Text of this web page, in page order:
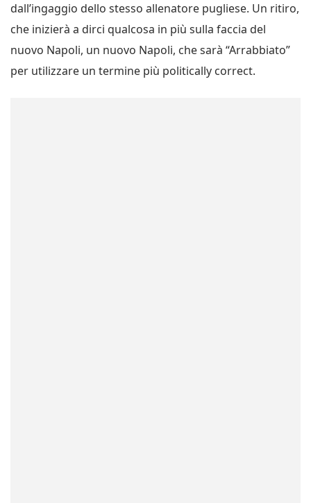
dall’ingaggio dello stesso allenatore pugliese. Un ritiro,
che inizierà a dirci qualcosa in più sulla faccia del
nuovo Napoli, un nuovo Napoli, che sarà “Arrabbiato”
per utilizzare un termine più politically correct.